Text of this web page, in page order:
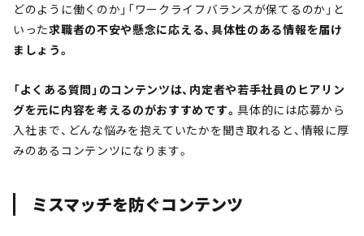
どのように働くのか」「ワークライフバランスが保てるのか」と
いった求職者の不安や懸念に応える、具体性のある情報を届け
ましょう。
「よくある質問」のコンテンツは、内定者や若手社員のヒアリン
グを元に内容を考えるのがおすすめです。具体的には応募から
入社まで、どんな悩みを抱えていたかを聞き取れると、情報に厚
みのあるコンテンツになります。
ミスマッチを防ぐコンテンツ